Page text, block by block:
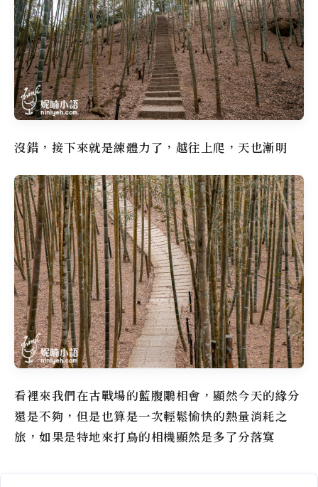
沒錯，接下來就是練體力了，越往上爬，天也漸明
看裡來我們在古戰場的藍腹鷴相會，顯然今天的緣分
還是不夠，但是也算是一次輕鬆愉快的熱量消耗之
旅，如果是特地來打鳥的相機顯然是多了分落寞